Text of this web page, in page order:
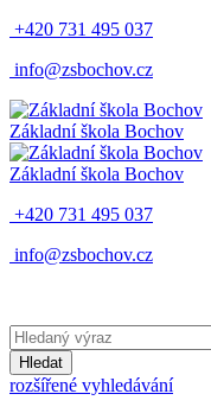
+420 731 495 037
info@zsbochov.cz
Základní škola Bochov
Základní škola Bochov
+420 731 495 037
info@zsbochov.cz
Hledat
rozšířené vyhledávání